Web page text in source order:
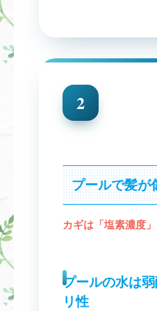
2
プールで髪が
カギは「塩素濃度」
プールの水は
リ性